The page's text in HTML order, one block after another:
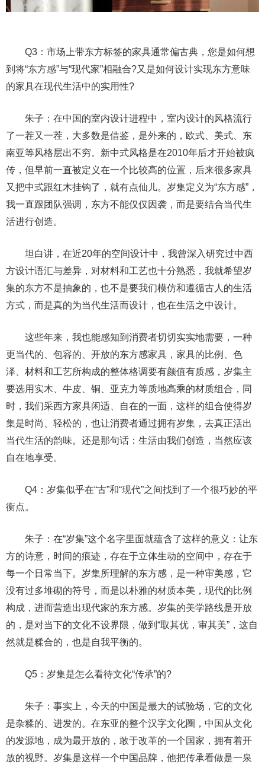
Q3：市场上带东方标签的家具通常偏古典，您是如何想
到将“东方感”与“现代家”相融合?又是如何设计实现东方意味
的家具在现代生活中的实用性?
朱子：在中国的室内设计进程中，室内设计的风格流行
了一茬又一茬，大多数是借鉴，是外来的，欧式、美式、东
南亚等风格层出不穷。新中式风格是在2010年后才开始被疯
传，但早前一直被定义在一个比较高的位置，后来很多家具
又把中式跟红木挂钩了，就有点仙儿。岁集定义为“东方感”，
我一直跟团队强调，东方不能仅仅因袭，而是要结合当代生
活进行创造。
坦白讲，在近20年的空间设计中，我曾深入研究过中西
方设计语汇与差异，对材料和工艺也十分熟悉，我就希望岁
集的东方不是抽象的，也不是要我们模仿和遵循古人的生活
方式，而是真的为当代生活而设计，也在生活之中设计。
这些年来，我也能感知到消费者切切实实地需要，一种
更当代的、包容的、开放的东方感家具，家具的比例、色
泽、材料和工艺所构成的整体格调要有颜值有质感，岁集主
要选用实木、牛皮、铜、亚克力等质地高乘的材质组合，同
时，我们采西方家具闲适、自在的一面，这样的组合使得岁
集是时尚、轻松的，也让消费者通过拥有岁集，去真正活出
当代生活的韵味。还是那句话：生活由我们创造，当然应该
自在地享受。
Q4：岁集似乎在“古”和“现代”之间找到了一个很巧妙的平
衡点。
朱子：在“岁集”这个名字里面就蕴含了这样的意义：让东
方的诗意，时间的痕迹，存在于立体生动的空间中，存在于
每一个日常当下。岁集所理解的东方感，是一种审美感，它
没有过多堆砌的符号，而是以朴雅的材质本美，现代的比例
构成，进而营造出现代家的东方感。岁集的美学路线是开放
的，是对当下的文化不设界限，做到“取其优，审其美”，这自
然就是糅合的，也是自我平衡的。
Q5：岁集是怎么看待文化“传承”的?
朱子：事实上，今天的中国是最大的试验场，它的文化
是杂糅的、进发的。在东亚的整个汉字文化圈，中国从文化
的发源地，成为最开放的，敢于改革的一个国家，拥有着开
放的视野。岁集是这样一个中国品牌，他把传承看做是一泉